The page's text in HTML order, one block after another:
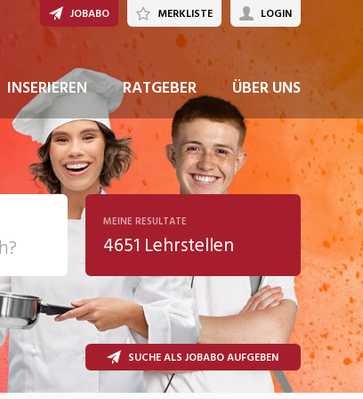
INSERIEREN RATGEBER ÜBER UNS
JOBABO MERKLISTE LOGIN
MEINE RESULTATE
4651 Lehrstellen
SUCHE ALS JOBABO AUFGEBEN